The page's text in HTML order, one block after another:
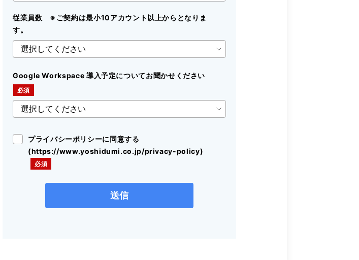
従業員数 ※ご契約は最小10アカウント以上からとなりま
す。
Google Workspace 導入予定についてお聞かせください
プライバシーポリシーに同意する
(https://www.yoshidumi.co.jp/privacy-policy)